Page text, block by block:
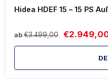
Hidea HDEF 15 – 15 PS
ab €3.499,00